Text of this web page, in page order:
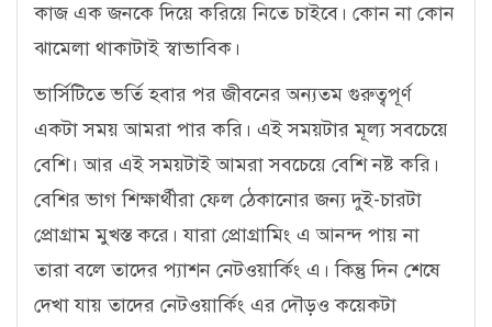
কাজ এক জনকে দিয়ে করিয়ে নিতে চাইবে। কোন না কোন
ঝামেলা থাকাটাই স্বাভাবিক।
ভার্সিটিতে ভর্তি হবার পর জীবনের অন্যতম গুরুত্বপূর্ণ
একটা সময় আমরা পার করি। এই সময়টার মূল্য সবচেয়ে
বেশি। আর এই সময়টাই আমরা সবচেয়ে বেশি নষ্ট করি।
বেশির ভাগ শিক্ষার্থীরা ফেল ঠেকানোর জন্য দুই-চারটা
প্রোগ্রাম মুখস্ত করে। যারা প্রোগ্রামিং এ আনন্দ পায় না
তারা বলে তাদের প্যাশন নেটওয়ার্কিং এ। কিন্তু দিন শেষে
দেখা যায় তাদের নেটওয়ার্কিং এর দৌড়ও কয়েকটা